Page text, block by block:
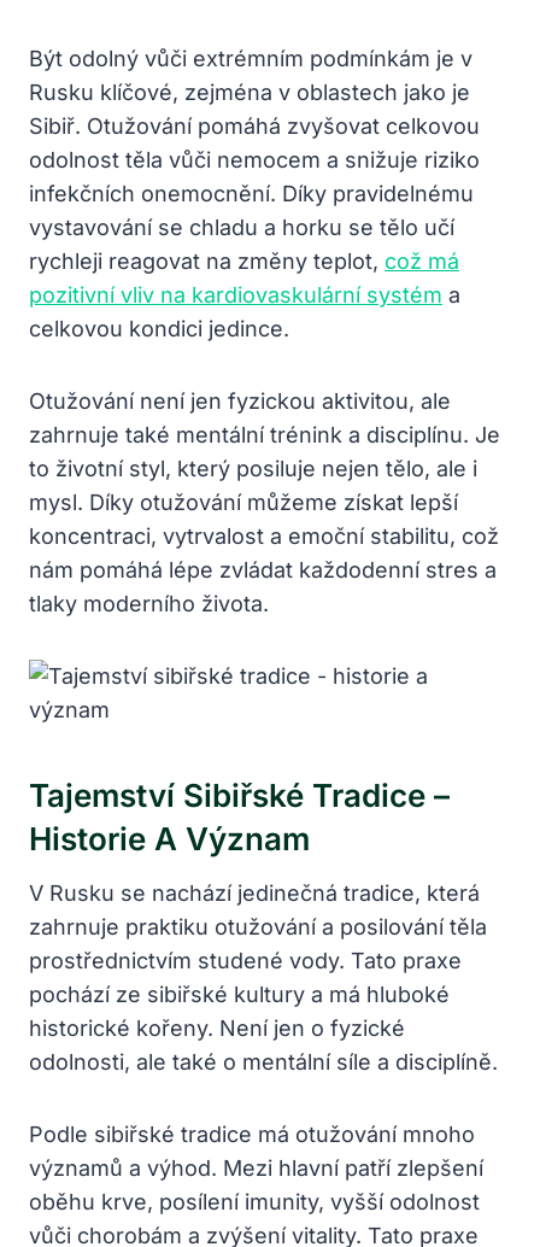
Být odolný vůči extrémním podmínkám je v
Rusku klíčové, zejména v oblastech jako je
Sibiř. Otužování pomáhá zvyšovat celkovou
odolnost těla vůči nemocem a snižuje riziko
infekčních onemocnění. Díky pravidelnému
vystavování se chladu a horku se tělo učí
rychleji reagovat na změny teplot, což má
pozitivní vliv na kardiovaskulární systém a
celkovou kondici jedince.
Otužování není jen fyzickou aktivitou, ale
zahrnuje také mentální trénink a disciplínu. Je
to životní styl, který posiluje nejen tělo, ale i
mysl. Díky otužování můžeme získat lepší
koncentraci, vytrvalost a emoční stabilitu, což
nám pomáhá lépe zvládat každodenní stres a
tlaky moderního života.
Tajemství Sibiřské Tradice –
Historie A Význam
V Rusku se nachází jedinečná tradice, která
zahrnuje praktiku otužování a posilování těla
prostřednictvím studené vody. Tato praxe
pochází ze sibiřské kultury a má hluboké
historické kořeny. Není jen o fyzické
odolnosti, ale také o mentální síle a disciplíně.
Podle sibiřské tradice má otužování mnoho
významů a výhod. Mezi hlavní patří zlepšení
oběhu krve, posílení imunity, vyšší odolnost
vůči chorobám a zvýšení vitality. Tato praxe